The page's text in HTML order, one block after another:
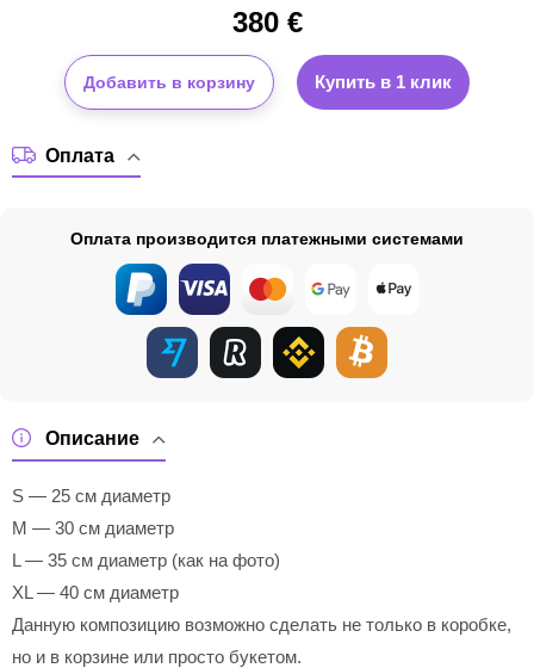
380€
Добавить в корзину Купить в 1 клик
Описание
S — 25 см диаметр
M — 30 см диаметр
L — 35 см диаметр (как на фото)
XL — 40 см диаметр
Данную композицию возможно сделать не только в коробке,
но и в корзине или просто букетом.
Оплата
Оплата производится платежными системами